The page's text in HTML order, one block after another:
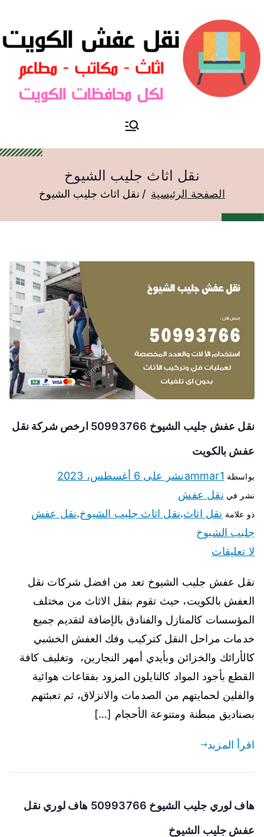
نقل عفش الكويت
نقل اثاث جليب الشيوخ
الصفحة الرئيسية نقل اثاث جليب الشيوخ
نقل عفش جليب الشيوخ 50993766 ارخص شركة نقل
عفش بالكويت
بواسطة ammar1نشر على 6 أغسطس، 2023
نشر في نقل عفش
ذو علامة نقل اثاث،نقل اثاث جليب الشيوخ،نقل عفش
جليب الشيوخ
لا تعليقات
نقل عفش جليب الشيوخ تعد من افضل شركات نقل
العفش بالكويت، حيث تقوم بنقل الاثاث من مختلف
المؤسسات كالمنازل والفنادق بالإضافة لتقديم جميع
خدمات مراحل النقل كتركيب وفك العفش الخشبي
كالأرائك والخزائن وبأيدي أمهر النجارين، وتغليف كافة
القطع بأجود المواد كالنايلون المزود بفقاعات هوائية
والفلين لحمايتهم من الصدمات والانزلاق، ثم تعبئتهم
بصناديق مبطنة ومتنوعة الأحجام […]
اقرأ المزيد
هاف لوري جليب الشيوخ 50993766 هاف لوري نقل
عفش جليب الشيوخ